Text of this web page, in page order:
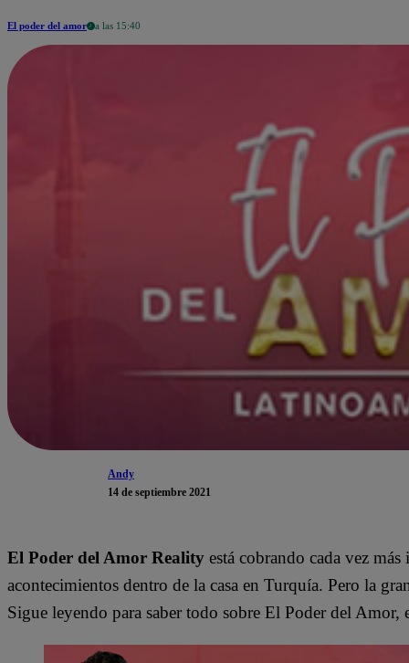
El poder del amor a las 15:40
Andy
14 de septiembre 2021
El Poder del Amor Reality está cobrando cada vez
acontecimientos dentro de la casa en Turquía. Pero la
Sigue leyendo para saber todo sobre El Poder del